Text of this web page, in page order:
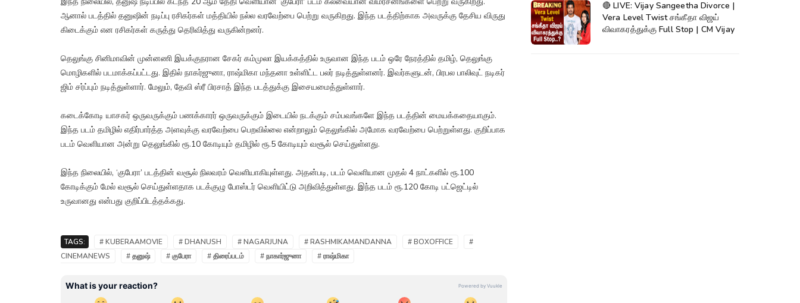
ஆனால் படத்தில் தனுஷின் நடிப்பு ரசிகர்கள் மத்தியில் நல்ல வரவேற்பை பெற்று வருகிறது. இந்த படத்திற்காக அவருக்கு தேசிய விருது
கிடைக்கும் என ரசிகர்கள் கருத்து தெரிவித்து வருகின்றனர்.
தெலுங்கு சினிமாவின் முன்னணி இயக்குநரான சேகர் கம்முலா இயக்கத்தில் உருவான இந்த படம் ஒரே நேரத்தில் தமிழ், தெலுங்கு
மொழிகளில் படமாக்கப்பட்டது. இதில் நாகர்ஜுனா, ராஷ்மிகா மந்தனா உள்ளிட்ட பலர் நடித்துள்ளனர். இவர்களுடன், பிரபல பாலிவுட் நடிகர்
ஜிம் சர்ப்பும் நடித்துள்ளார். மேலும், தேவி ஸ்ரீ பிரசாத் இந்த படத்துக்கு இசையமைத்துள்ளார்.
கடைக்கோடி யாசகர் ஒருவருக்கும் பணக்காரர் ஒருவருக்கும் இடையில் நடக்கும் சம்பவங்களே இந்த படத்தின் மையக்கதையாகும்.
இந்த படம் தமிழில் எதிர்பார்த்த அளவுக்கு வரவேற்பை பெறவில்லை என்றாலும் தெலுங்கில் அமோக வரவேற்பை பெற்றுள்ளது. குறிப்பாக
படம் வெளியான அன்று தெலுங்கில் ரூ.10 கோடியும் தமிழில் ரூ.5 கோடியும் வசூல் செய்துள்ளது.
இந்த நிலையில், ‘குபேரா’ படத்தின் வசூல் நிலவரம் வெளியாகியுள்ளது. அதன்படி, படம் வெளியான முதல் 4 நாட்களில் ரூ.100
கோடிக்கும் மேல் வசூல் செய்துள்ளதாக படக்குழு போஸ்டர் வெளியிட்டு அறிவித்துள்ளது. இந்த படம் ரூ.120 கோடி பட்ஜெட்டில்
உருவானது என்பது குறிப்பிடத்தக்கது.
TAGS: # KUBERAAMOVIE # DHANUSH # NAGARJUNA # RASHMIKAMANDANNA # BOXOFFICE
#
CINEMANEWS
# தனுஷ் # குபேரா # திரைப்படம் # நாகார்ஜுனா # ராஷ்மிகா
🔴 LIVE: Vijay Sangeetha Divorce |
Vera Level Twist சங்கீதா விஜய்
விவாகரத்துக்கு Full Stop | CM Vijay